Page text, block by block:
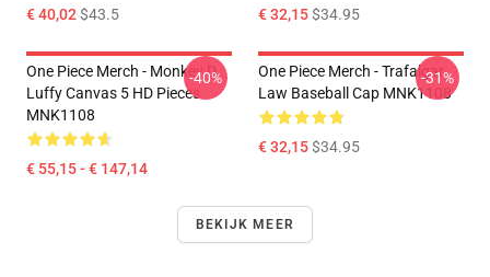
€ 40,02$43.5 € 32,15$34.95
One Piece Merch - Monkey D.
Luffy Canvas 5 HD Pieces
MNK1108
€ 55,15 - € 147,14
-40%
One Piece Merch - Trafalgar
Law Baseball Cap MNK1108
€ 32,15$34.95
-31%
BEKIJK MEER